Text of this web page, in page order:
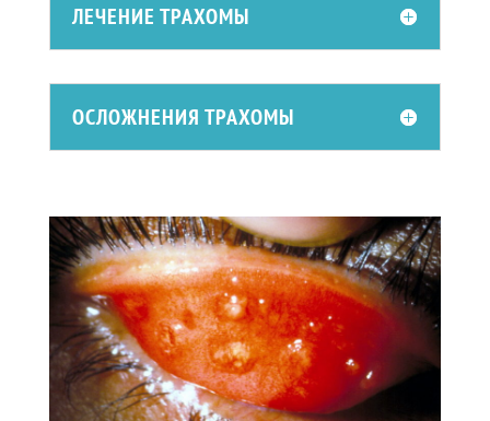
ЛЕЧЕНИЕ ТРАХОМЫ
ОСЛОЖНЕНИЯ ТРАХОМЫ